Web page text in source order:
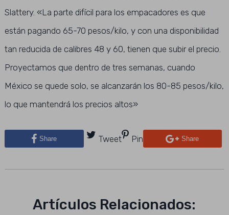
Slattery. «La parte difícil para los empacadores es que
están pagando 65-70 pesos/kilo, y con una disponibilidad
tan reducida de calibres 48 y 60, tienen que subir el precio.
Proyectamos que dentro de tres semanas, cuando
México se quede solo, se alcanzarán los 80-85 pesos/kilo,
lo que mantendrá los precios altos»
Share Tweet Pin Share
Artículos Relacionados: